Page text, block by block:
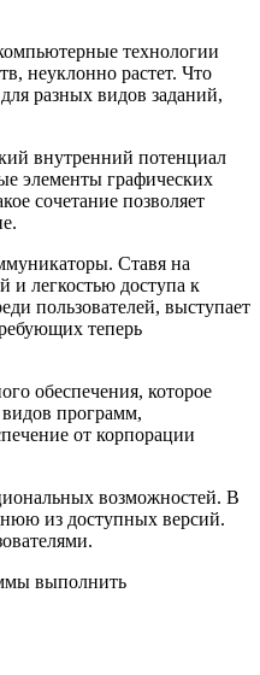
технологии
неуклонно растет. Что
разных видов заданий,
внутренний потенциал
элементы графических
сочетание позволяет
Ставя на
и легкостью доступа к
пользователей, выступает
теперь
обеспечения, которое
программ,
от корпорации
возможностей. В
из доступных версий.
выполнить